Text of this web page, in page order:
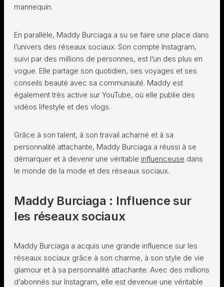
mannequin.
En parallèle, Maddy Burciaga a su se faire une place dans
l’univers des réseaux sociaux. Son compte Instagram,
suivi par des millions de personnes, est l’un des plus en
vogue. Elle partage son quotidien, ses voyages et ses
conseils beauté avec sa communauté. Maddy est
également très active sur YouTube, où elle publie des
vidéos lifestyle et des vlogs.
Grâce à son talent, à son travail acharné et à sa
personnalité attachante, Maddy Burciaga a réussi à se
démarquer et à devenir une véritable influenceuse dans
le monde de la mode et des réseaux sociaux.
Maddy Burciaga : Influence sur
les réseaux sociaux
Maddy Burciaga a acquis une grande influence sur les
réseaux sociaux grâce à son charme, à son style de vie
glamour et à sa personnalité attachante. Avec des millions
d’abonnés sur Instagram, elle est devenue une véritable